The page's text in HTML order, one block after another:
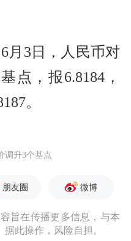
月3日，人民币对
点，报6.8184，
。
调升3个基点
朋友圈 微博
旨在传播更多信息，与本
此操作，风险自担。